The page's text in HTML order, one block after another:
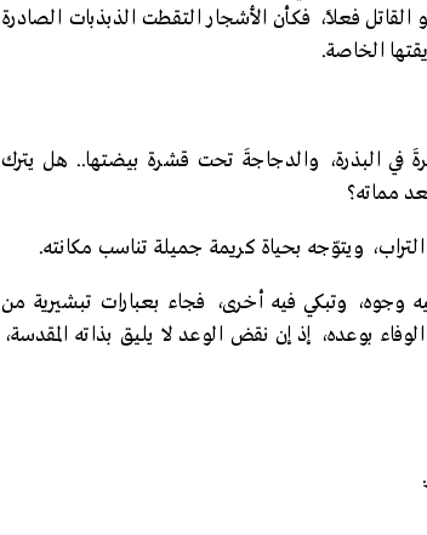
فعلًا، فكأن الأشجار التقطت الذبذبات الصادرة
الخاصة.
في البذرة، والدجاجةَ تحت قشرة بيضتها.. هل يترك
مماته؟
ويتوّجه بحياة كريمة جميلة تناسب مكانته.
وجوه، وتبكي فيه أخرى، فجاء بعبارات تبشيرية من
بوعده، إذ إن نقض الوعد لا يليق بذاته المقدسة،